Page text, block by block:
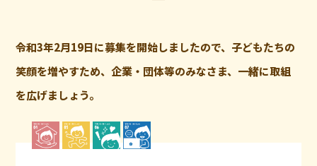
令和3年2月19日に募集を開始しましたので、子どもたちの
笑顔を増やすため、企業・団体等のみなさま、一緒に取組
を広げましょう。